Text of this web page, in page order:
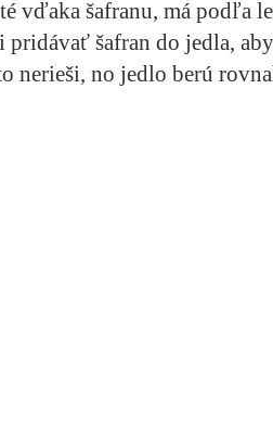
vďaka šafranu, má podľa
pridávať šafran do jedla,
nerieši, no jedlo berú